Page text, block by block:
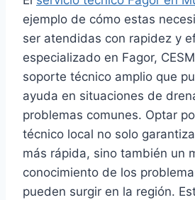
ejemplo de cómo estas
ser atendidas con rapidez y
especializado en Fagor,
soporte técnico amplio que
ayuda en situaciones de
problemas comunes. Optar
técnico local no solo
más rápida, sino también un
conocimiento de los
pueden surgir en la región.